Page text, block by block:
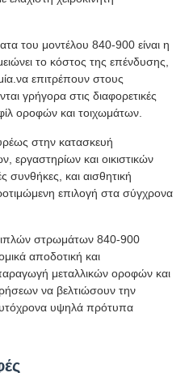
του μοντέλου 840-900 είναι η
το κόστος της επένδυσης,
επιτρέπουν στους
γρήγορα στις διαφορετικές
οροφών και τοιχωμάτων.
στην κατασκευή
εργαστηρίων και οικιστικών
συνθήκες, και αισθητική
επιλογή στα σύγχρονα
στρωμάτων 840-900
αποδοτική και
μεταλλικών οροφών και
να βελτιώσουν την
υψηλά πρότυπα